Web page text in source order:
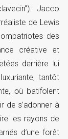
Jacco
de Lewis
des
créative et
derrière lui
tantôt
où batifolent
de s’adonner à
les rayons de
d’une forêt